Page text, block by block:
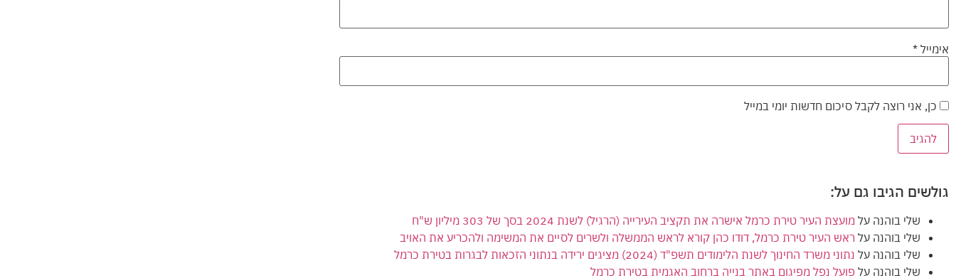
אימייל *
כן, אני רוצה לקבל סיכום חדשות יומי במייל
גולשים הגיבו גם על:
שלי בוהנה על מועצת העיר טירת כרמל אישרה את תקציב העירייה (הרגיל) לשנת 2024 בסך של 303 מיליון ש"ח
שלי בוהנה על ראש העיר טירת כרמל, דודו כהן קורא לראש הממשלה ולשרים לסיים את המשימה ולהכריע את האויב
שלי בוהנה על נתוני משרד החינוך לשנת הלימודים תשפ"ד (2024) מציגים ירידה בנתוני הזכאות לבגרות בטירת כרמל
שלי בוהנה על פועל נפל מפיגום באתר בנייה ברחוב האגמית בטירת כרמל